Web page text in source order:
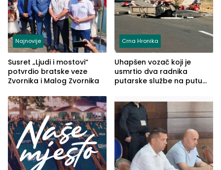
Najnovije
Susret „Ljudi i mostovi“
potvrdio bratske veze
Zvornika i Malog Zvornika
Crna Hronika
Uhapšen vozač koji je
usmrtio dva radnika
putarske službe na putu
(FOTO)